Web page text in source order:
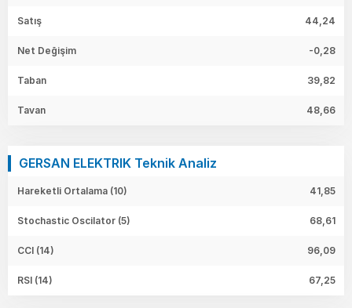
Satış 44,24
Net Değişim -0,28
Taban 39,82
Tavan 48,66
GERSAN ELEKTRIK Teknik Analiz
Hareketli Ortalama (10) 41,85
Stochastic Oscilator (5) 68,61
CCI (14) 96,09
RSI (14) 67,25